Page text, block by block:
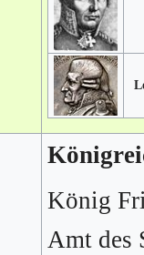
König
Amt des